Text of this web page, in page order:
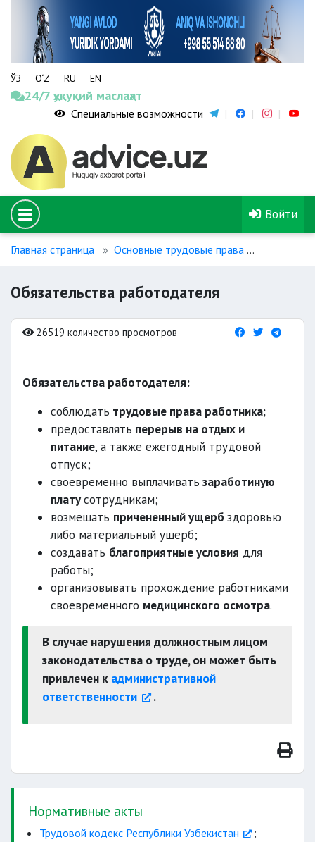
ЎЗ O‘Z RU EN
24/7 ҳуқуқий маслаҳат
Специальные возможности
Войти
Главная страница Основные трудовые права
Обязательства работодателя
26519 количество просмотров
Обязательства работодателя:
соблюдать трудовые права работника;
предоставлять перерыв на отдых и
питание, а также ежегодный трудовой
отпуск;
своевременно выплачивать заработиную
платусотрудникам;
возмещать причененный ущерб здоровью
либо материальный ущерб;
создавать благоприятные условия для
работы;
организовывать прохождение работниками
своевременного медицинского осмотра.
В случае нарушения должностным лицом
законодательства о труде, он может быть
привлечен к административной
ответственности
.
Нормативные акты
Трудовой кодекс Республики Узбекистан
;